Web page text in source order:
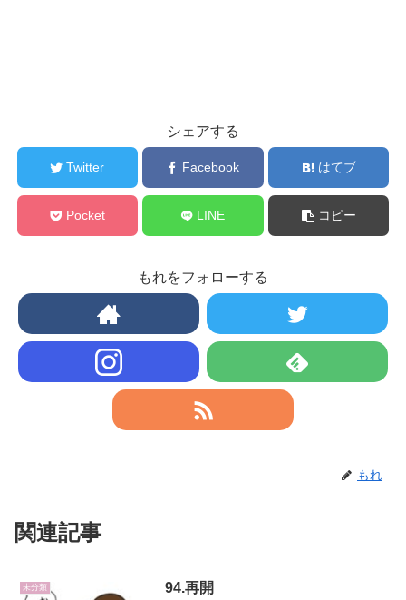
シェアする
Twitter Facebook はてブ
Pocket LINE コピー
もれをフォローする
もれ
関連記事
未分類 94.再開